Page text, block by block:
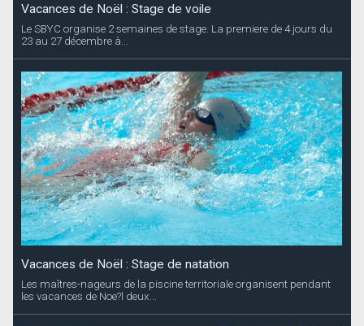
Vacances de Noël : Stage de voile
Le SBYC organise 2 semaines de stage. La premiere de 4 jours du
23 au 27 décembre à...
Vacances de Noël : Stage de natation
Les maîtres-nageurs de la piscine territoriale organisent pendant
les vacances de Noe?l deux...